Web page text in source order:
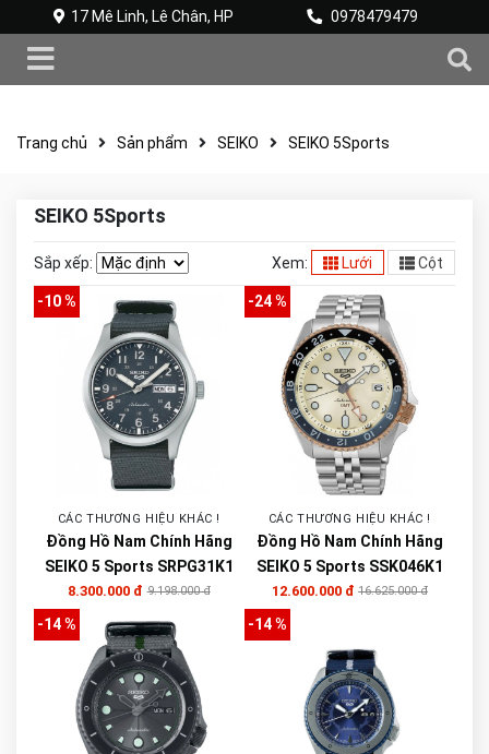
17 Mê Linh, Lê Chân, HP 0978479479
Trang chủ Sản phẩm SEIKO SEIKO 5Sports
SEIKO 5Sports
Sắp xếp: Xem: Lưới Cột
-10 %
CÁC THƯƠNG HIỆU KHÁC !
Đồng Hồ Nam Chính Hãng
SEIKO 5 Sports SRPG31K1
8.300.000 đ 9.198.000 đ
-24 %
CÁC THƯƠNG HIỆU KHÁC !
Đồng Hồ Nam Chính Hãng
SEIKO 5 Sports SSK046K1
12.600.000 đ 16.625.000 đ
-14 % -14 %